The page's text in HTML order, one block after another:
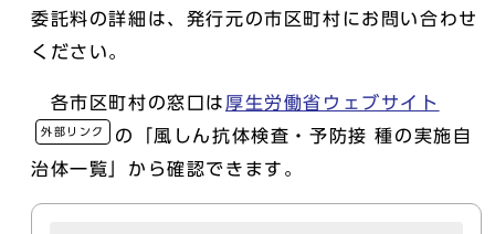
委託料の詳細は、発行元の市区町村にお問い合わせ
ください。
各市区町村の窓口は 厚生労働省ウェブサイト
外部リンク
の「風しん抗体検査・予防接 種の実施自
治体一覧」から確認できます。